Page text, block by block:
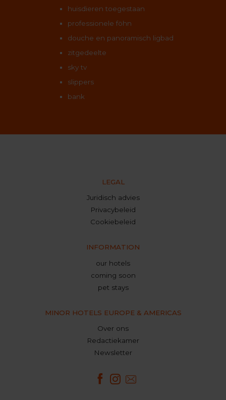
huisdieren toegestaan
professionele föhn
douche en panoramisch ligbad
zitgedeelte
sky tv
slippers
bank
LEGAL
Juridisch advies
Privacybeleid
Cookiebeleid
INFORMATION
our hotels
coming soon
pet stays
MINOR HOTELS EUROPE & AMERICAS
Over ons
Redactiekamer
Newsletter